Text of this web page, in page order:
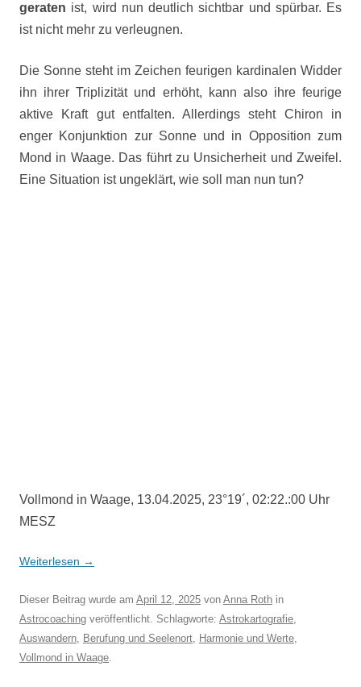
geraten ist, wird nun deutlich sichtbar und spürbar. Es
ist nicht mehr zu verleugnen.
Die Sonne steht im Zeichen feurigen kardinalen Widder
ihn ihrer Triplizität und erhöht, kann also ihre feurige
aktive Kraft gut entfalten. Allerdings steht Chiron in
enger Konjunktion zur Sonne und in Opposition zum
Mond in Waage. Das führt zu Unsicherheit und Zweifel.
Eine Situation ist ungeklärt, wie soll man nun tun?
Vollmond in Waage, 13.04.2025, 23°19´, 02:22.:00 Uhr
MESZ
Weiterlesen →
Dieser Beitrag wurde am April 12, 2025 von Anna Roth in
Astrocoaching veröffentlicht. Schlagworte: Astrokartografie,
Auswandern, Berufung und Seelenort, Harmonie und Werte,
Vollmond in Waage.